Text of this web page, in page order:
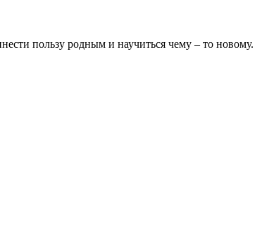
пользу родным и научиться чему – то новому.